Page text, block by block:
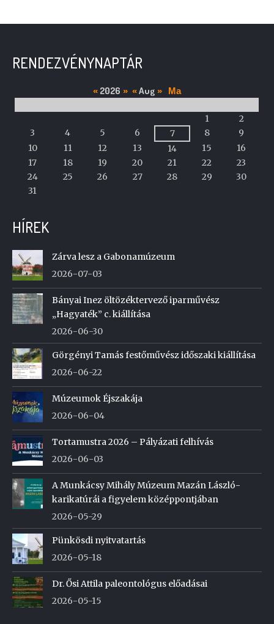
RENDEZVÉNYNAPTÁR
calendar
events
« 2026 » « Aug » Ma
1
2
3
4 5 6 7 8
9
10
11 12 13 14 15
16
17
18 19 20 21 22
23
24
25 26 27 28 29
30
31
HÍREK
Zárva lesz a Gabonamúzeum
2026-07-03
Bányai Inez öltözéktervező iparművész
„Hagyaték” c. kiállítása
2026-06-30
Görgényi Tamás festőművész időszaki kiállítása
2026-06-22
Múzeumok Éjszakája
2026-06-04
Tortamustra 2026 – Pályázati felhívás
2026-06-03
A Munkácsy Mihály Múzeum Mazán László-
karikatúrái a figyelem középpontjában
2026-05-29
Pünkösdi nyitvatartás
2026-05-18
Dr. Ősi Attila paleontológus előadásai
2026-05-15